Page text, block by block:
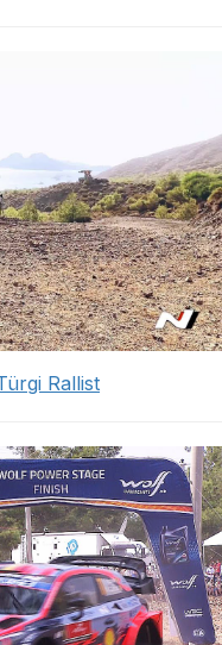
Rallist